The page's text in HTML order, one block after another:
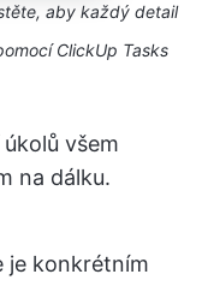
aby každý detail
ClickUp Tasks
všem
na dálku.
je konkrétním